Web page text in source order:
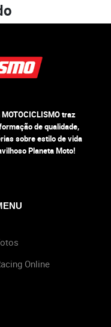
traz
de qualidade,
sobre estilo de vida
Planeta Moto!
Online